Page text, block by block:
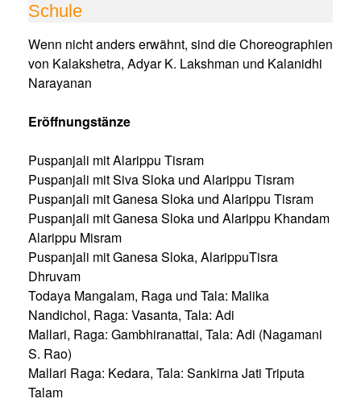
Schule
Wenn nicht anders erwähnt, sind die Choreographien
von Kalakshetra, Adyar K. Lakshman und Kalanidhi
Narayanan
Eröffnungstänze
Puspanjali mit Alarippu Tisram
Puspanjali mit Siva Sloka und Alarippu Tisram
Puspanjali mit Ganesa Sloka und Alarippu Tisram
Puspanjali mit Ganesa Sloka und Alarippu Khandam
Alarippu Misram
Puspanjali mit Ganesa Sloka, AlarippuTisra
Dhruvam
Todaya Mangalam, Raga und Tala: Malika
Nandichol, Raga: Vasanta, Tala: Adi
Mallari, Raga: Gambhiranattai, Tala: Adi (Nagamani
S. Rao)
Mallari Raga: Kedara, Tala: Sankirna Jati Triputa
Talam